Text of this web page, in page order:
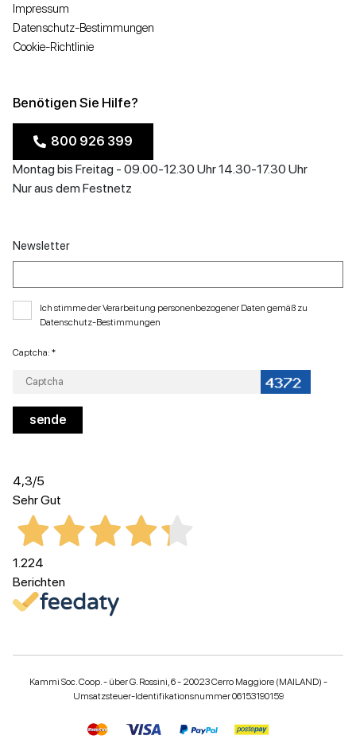
Impressum
Datenschutz-Bestimmungen
Cookie-Richtlinie
Benötigen Sie Hilfe?
800 926 399
Montag bis Freitag - 09.00-12.30 Uhr 14.30-17.30 Uhr
Nur aus dem Festnetz
Newsletter
Ich stimme der Verarbeitung personenbezogener Daten gemäß zu
Datenschutz-Bestimmungen
Captcha: *
4,3/5
Sehr Gut
1.224
Berichten
Kammi Soc. Coop. - über G. Rossini, 6 - 20023 Cerro Maggiore (MAILAND) -
Umsatzsteuer-Identifikationsnummer 06153190159